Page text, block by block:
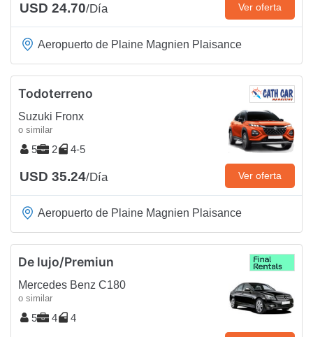
USD 24.70/Día Ver oferta
Aeropuerto de Plaine Magnien Plaisance
Todoterreno
Suzuki Fronx
o similar
5 2 4-5
USD 35.24/Día Ver oferta
Aeropuerto de Plaine Magnien Plaisance
De lujo/Premiun
Mercedes Benz C180
o similar
5 4 4